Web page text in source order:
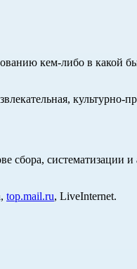
кем-либо в какой
культурно-
систематизации и
top.mail.ru, LiveInternet.